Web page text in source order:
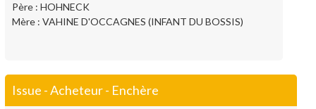
Père : HOHNECK
Mère : VAHINE D'OCCAGNES (INFANT DU BOSSIS)
Issue - Acheteur - Enchère